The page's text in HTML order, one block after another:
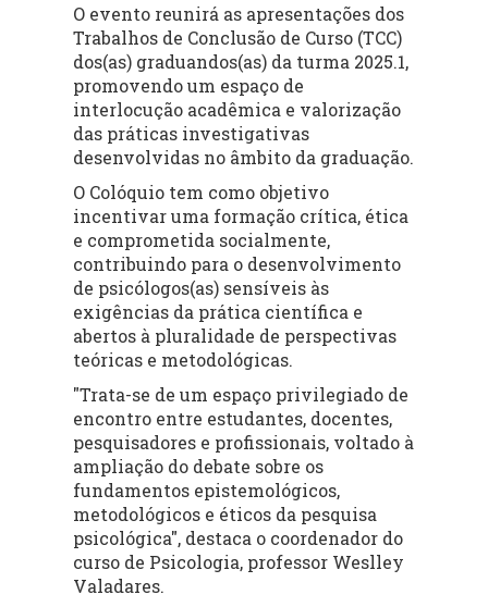
O evento reunirá as apresentações dos
Trabalhos de Conclusão de Curso (TCC)
dos(as) graduandos(as) da turma 2025.1,
promovendo um espaço de
interlocução acadêmica e valorização
das práticas investigativas
desenvolvidas no âmbito da graduação.
O Colóquio tem como objetivo
incentivar uma formação crítica, ética
e comprometida socialmente,
contribuindo para o desenvolvimento
de psicólogos(as) sensíveis às
exigências da prática científica e
abertos à pluralidade de perspectivas
teóricas e metodológicas.
"Trata-se de um espaço privilegiado de
encontro entre estudantes, docentes,
pesquisadores e profissionais, voltado à
ampliação do debate sobre os
fundamentos epistemológicos,
metodológicos e éticos da pesquisa
psicológica", destaca o coordenador do
curso de Psicologia, professor Weslley
Valadares.